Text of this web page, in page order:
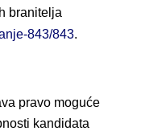
branitelja
843/843.
pravo moguće
kandidata